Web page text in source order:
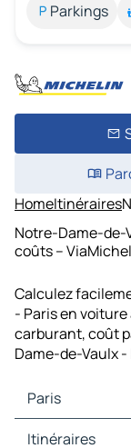
Parkings
HomeItinéraires
Notre-Dame-de-
coûts –
Calculez
- Paris en
carburant, coût
Dame-de-Vaulx
Paris
Paris Cartes et
Itinéraires